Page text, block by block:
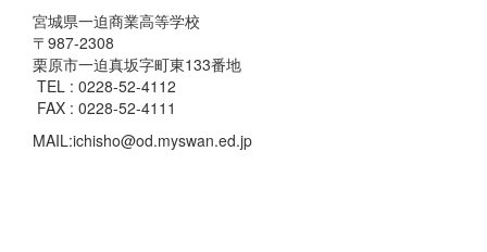
宮城県一迫商業高等学校
〒987-2308
栗原市一迫真坂字町東133番地
TEL : 0228-52-4112
FAX : 0228-52-4111
MAIL:ichisho@od.myswan.ed.jp